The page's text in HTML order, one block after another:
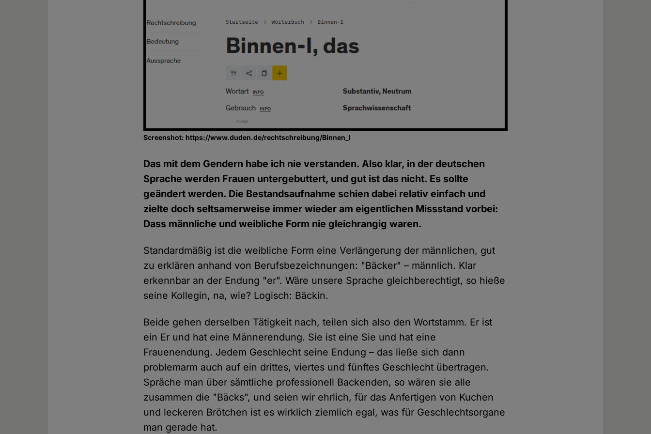
Screenshot: https://www.duden.de/rechtschreibung/Binnen_I
Das mit dem Gendern habe ich nie verstanden. Also klar, in der deutschen
Sprache werden Frauen untergebuttert, und gut ist das nicht. Es sollte
geändert werden. Die Bestandsaufnahme schien dabei relativ einfach und
zielte doch seltsamerweise immer wieder am eigentlichen Missstand vorbei:
Dass männliche und weibliche Form nie gleichrangig waren.
Standardmäßig ist die weibliche Form eine Verlängerung der männlichen, gut
zu erklären anhand von Berufsbezeichnungen: "Bäcker" – männlich. Klar
erkennbar an der Endung "er". Wäre unsere Sprache gleichberechtigt, so hieße
seine Kollegin, na, wie? Logisch: Bäckin.
Beide gehen derselben Tätigkeit nach, teilen sich also den Wortstamm. Er ist
ein Er und hat eine Männerendung. Sie ist eine Sie und hat eine
Frauenendung. Jedem Geschlecht seine Endung – das ließe sich dann
problemarm auch auf ein drittes, viertes und fünftes Geschlecht übertragen.
Spräche man über sämtliche professionell Backenden, so wären sie alle
zusammen die "Bäcks", und seien wir ehrlich, für das Anfertigen von Kuchen
und leckeren Brötchen ist es wirklich ziemlich egal, was für Geschlechtsorgane
man gerade hat.